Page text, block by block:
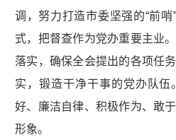
调，努力打造市委坚强的“前哨
式，把督查作为党办重要主业
落实，确保全会提出的各项任
实，锻造干净干事的党办队伍
好、廉洁自律、积极作为、敢
形象。